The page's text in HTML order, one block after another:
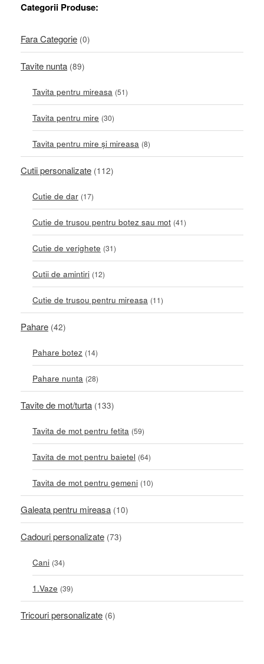
Categorii Produse:
Fara Categorie (0)
Tavite nunta (89)
Tavita pentru mireasa (51)
Tavita pentru mire (30)
Tavita pentru mire și mireasa (8)
Cutii personalizate (112)
Cutie de dar (17)
Cutie de trusou pentru botez sau mot (41)
Cutie de verighete (31)
Cutii de amintiri (12)
Cutie de trusou pentru mireasa (11)
Pahare (42)
Pahare botez (14)
Pahare nunta (28)
Tavite de mot/turta (133)
Tavita de mot pentru fetita (59)
Tavita de mot pentru baietel (64)
Tavita de mot pentru gemeni (10)
Galeata pentru mireasa (10)
Cadouri personalizate (73)
Cani (34)
1.Vaze (39)
Tricouri personalizate (6)